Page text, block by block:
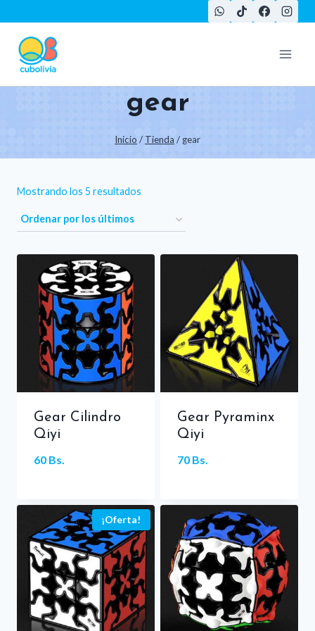
contenido
gear
Inicio / Tienda /gear
Mostrando los 5 resultados
los
últimos
Gear Cilindro
Qiyi
60 Bs.
Gear Pyraminx
Qiyi
70 Bs.
¡Oferta!